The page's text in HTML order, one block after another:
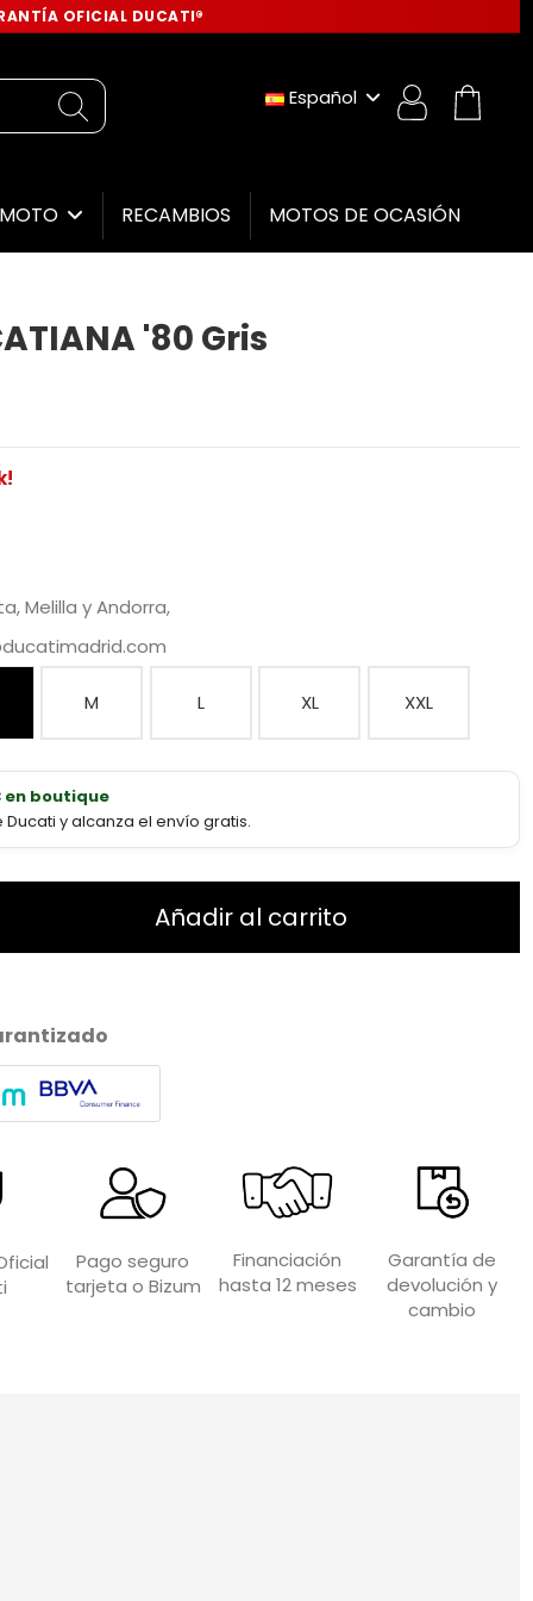
OFICIAL DUCATI®
Español
RECAMBIOS MOTOS DE OCASIÓN
'80 Gris
Melilla y Andorra,
M L XL XXL
en boutique
y alcanza el envío gratis.
Añadir al carrito
Pago seguro
tarjeta o Bizum
Financiación
hasta 12 meses
Garantía de
devolución y
cambio